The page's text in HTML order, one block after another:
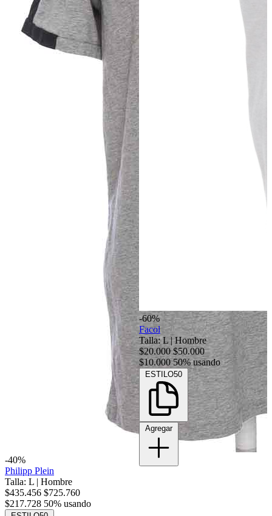
-40%
Philipp Plein
Talla: L | Hombre
$435.456 $725.760
$217.728 50% usando
-60%
Facol
Talla: L|Hombre
$20.000$50.000
$10.00050% usando
ESTILO50
Agregar